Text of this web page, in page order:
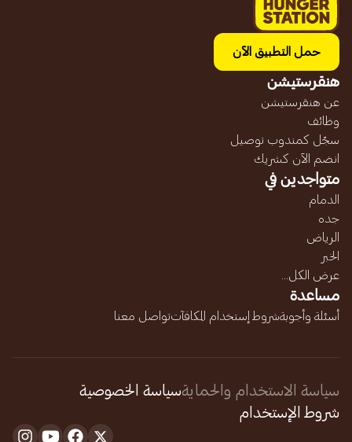
حمل التطبيق الآن
هنقرستيشن
عن هنقرستيشن
وظائف
سجّل كمندوب توصيل
انضم الآن كشريك
متواجدين في
الدمام
جده
الرياض
الخبر
عرض الكل...
مساعدة
أسئلة وأجوبةشروط إستخدام المكافآتتواصل معنا
سياسة الاستخدام والحمايةسياسة الخصوصية
شروط الإستخدام